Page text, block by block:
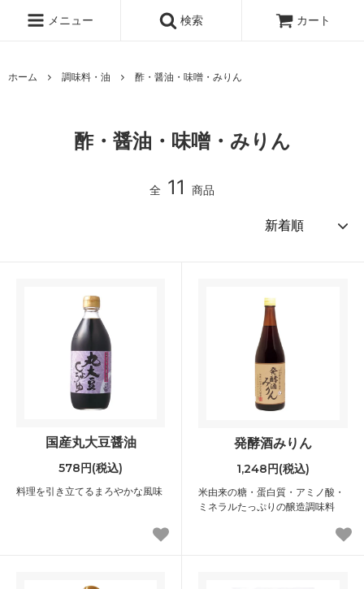
メニュー 検索 カート
ホーム 調味料・油 酢・醤油・味噌・みりん
酢・醤油・味噌・みりん
全 11 商品
国産丸大豆醤油
578円(税込)
料理を引き立てるまろやかな風味
発酵酒みりん
1,248円(税込)
米由来の糖・蛋白質・アミノ酸・
ミネラルたっぷりの醸造調味料